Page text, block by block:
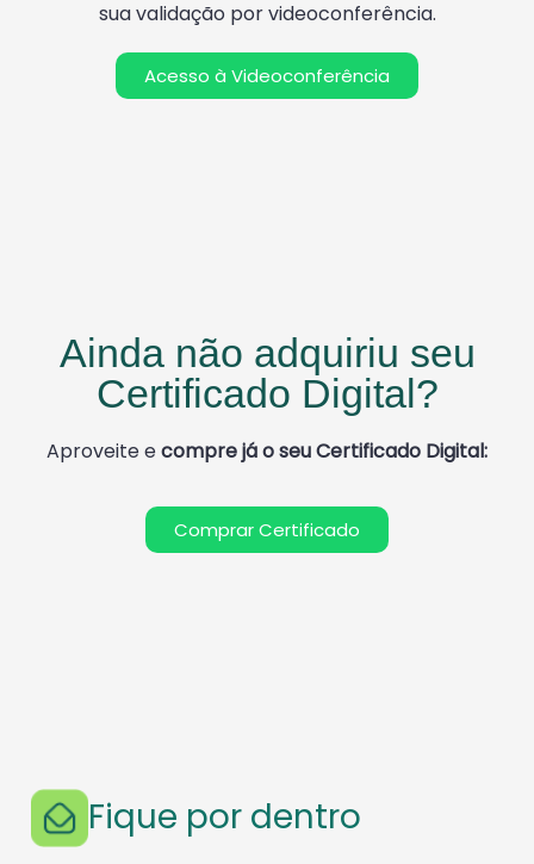
sua validação por videoconferência.
Acesso à Videoconferência
Ainda não adquiriu seu
Certificado Digital?
Aproveite ecompre já o seu Certificado Digital:
Comprar Certificado
Fique por dentro